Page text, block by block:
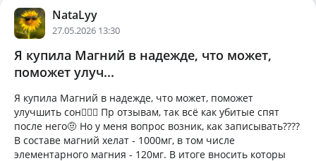
NataLyy
27.05.2026 13:30
Я купила Магний в надежде, что может,
поможет улуч...
Я купила Магний в надежде, что может, поможет
улучшить сон🤷🏼‍♀️ Пр отзывам, так всё как убитые спят
после него🤨 Но у меня вопрос возник, как записывать????
В составе магний хелат - 1000мг, в том числе
элементарного магния - 120мг. В итоге вносить которы